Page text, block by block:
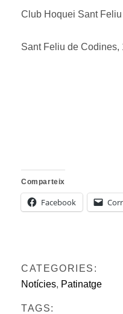
Club Hoquei Sant
Sant Feliu de Codines,
Comparteix
Facebook
CATEGORIES:
Notícies, Patinatge
TAGS: